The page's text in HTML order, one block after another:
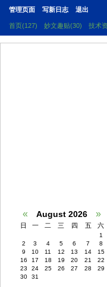
管理页面 写新日志 退出
首页(127) 妙文趣贴(30) 技术
« August 2026 »
日 一 二 三 四 五 六
1
2
3 4 5 6 7
8
9
10 11 12 13 14
15
16
17 18 19 20 21
22
23
24 25 26 27 28
29
30
31